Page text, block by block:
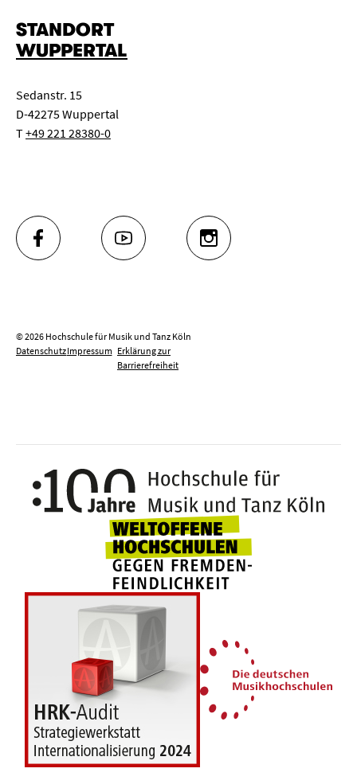
STANDORT
WUPPERTAL
Sedanstr. 15
D-42275 Wuppertal
T+49 221 28380-0
FACEBOOK YOUTUBE INSTAGRAM
© 2026 Hochschule für Musik und Tanz Köln
DatenschutzImpressum Erklärung zur
Barrierefreiheit